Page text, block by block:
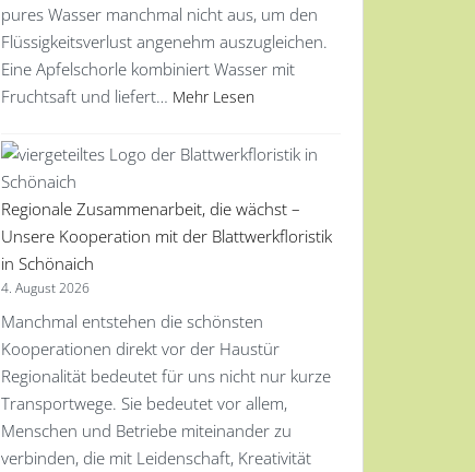
pures Wasser manchmal nicht aus, um den
Flüssigkeitsverlust angenehm auszugleichen.
Eine Apfelschorle kombiniert Wasser mit
Fruchtsaft und liefert… Mehr Lesen
Regionale Zusammenarbeit, die wächst –
Unsere Kooperation mit der Blattwerkfloristik
in Schönaich
4. August 2026
Manchmal entstehen die schönsten
Kooperationen direkt vor der Haustür
Regionalität bedeutet für uns nicht nur kurze
Transportwege. Sie bedeutet vor allem,
Menschen und Betriebe miteinander zu
verbinden, die mit Leidenschaft, Kreativität